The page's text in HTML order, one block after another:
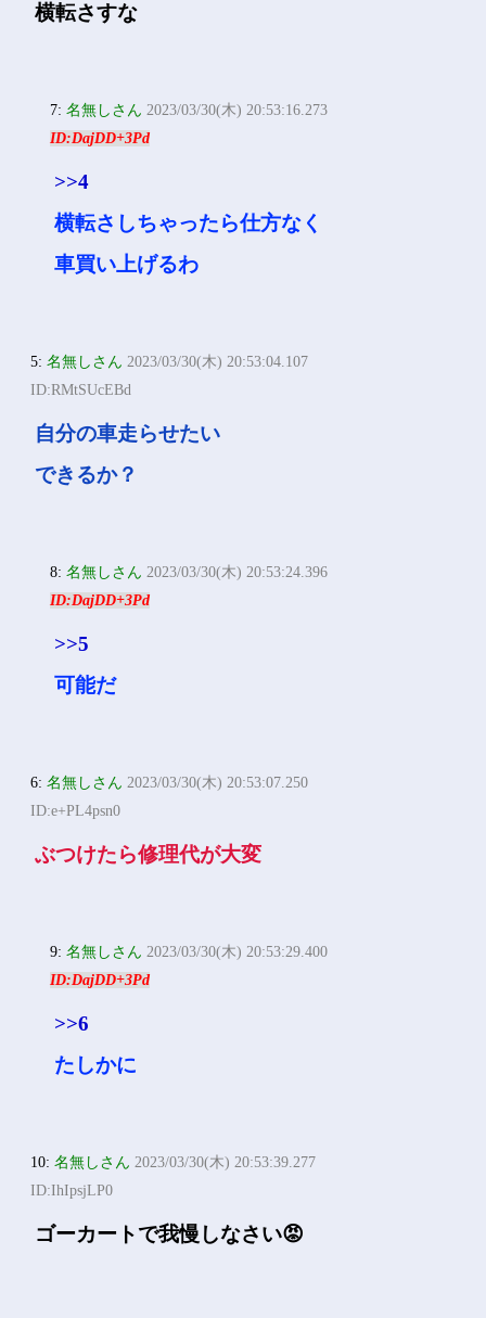
横転さすな
7:名無しさん 2023/03/30(木) 20:53:16.273
ID:DajDD+3Pd
>>4
横転さしちゃったら仕方なく
車買い上げるわ
5:名無しさん 2023/03/30(木) 20:53:04.107
ID:RMtSUcEBd
自分の車走らせたい
できるか？
8:名無しさん 2023/03/30(木) 20:53:24.396
ID:DajDD+3Pd
>>5
可能だ
6:名無しさん 2023/03/30(木) 20:53:07.250
ID:e+PL4psn0
ぶつけたら修理代が大変
9:名無しさん 2023/03/30(木) 20:53:29.400
ID:DajDD+3Pd
>>6
たしかに
10:名無しさん 2023/03/30(木) 20:53:39.277
ID:IhIpsjLP0
ゴーカートで我慢しなさい😡